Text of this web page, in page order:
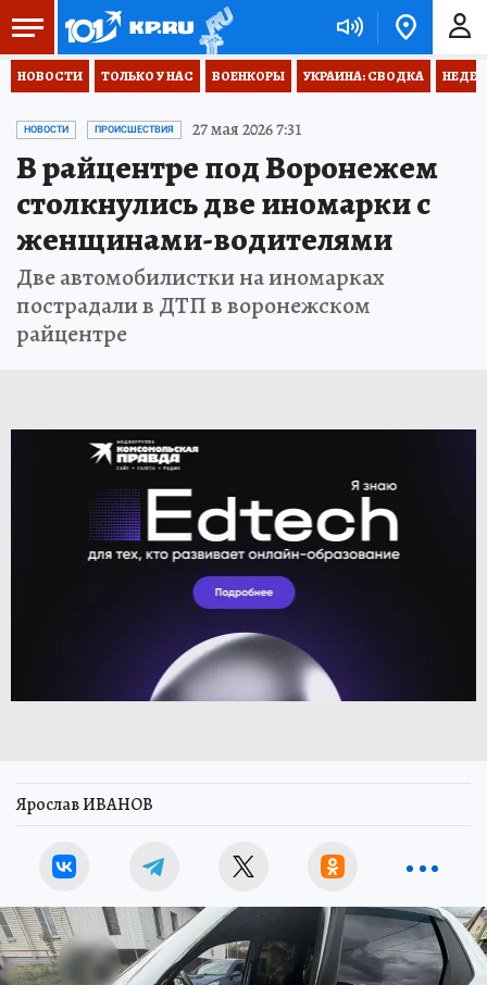
НОВОСТИ ТОЛЬКО У НАС ВОЕНКОРЫ УКРАИНА: СВОДКА
НОВОСТИ ПРОИСШЕСТВИЯ 27 мая 2026 7:31
В райцентре под Воронежем
столкнулись две иномарки с
женщинами-водителями
Две автомобилистки на иномарках
пострадали в ДТП в воронежском
райцентре
Ярослав ИВАНОВ